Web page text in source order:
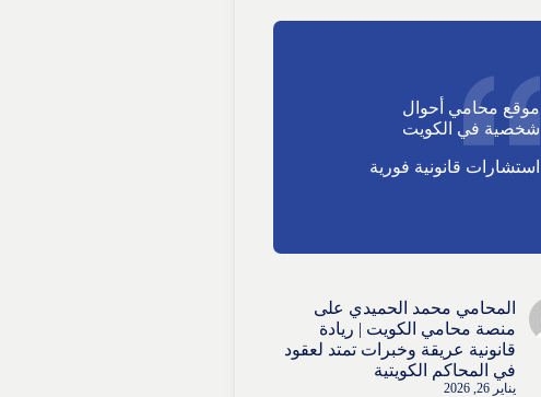
موقع محامي أحوال
شخصية في الكويت
استشارات قانونية فورية
المحامي محمد الحميدي على
منصة محامي الكويت | ريادة
قانونية عريقة وخبرات تمتد لعقود
في المحاكم الكويتية
يناير 26, 2026